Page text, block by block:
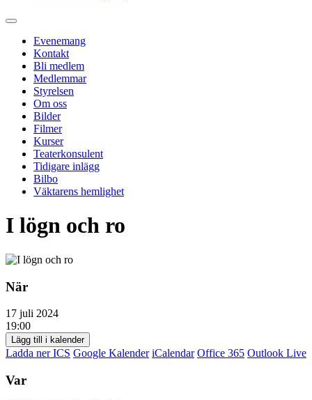
Evenemang
Kontakt
Bli medlem
Medlemmar
Styrelsen
Om oss
Bilder
Filmer
Kurser
Teaterkonsulent
Tidigare inlägg
Bilbo
Väktarens hemlighet
I lögn och ro
När
17 juli 2024
19:00
Lägg till i kalender
Ladda ner ICS Google Kalender iCalendar Office 365 Outlook Live
Var